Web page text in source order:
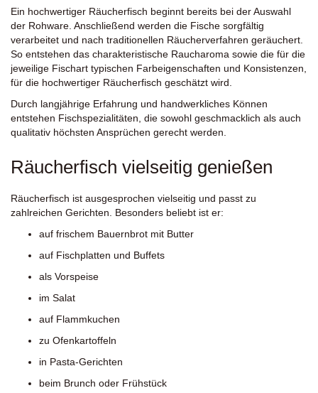
Ein hochwertiger Räucherfisch beginnt bereits bei der Auswahl
der Rohware. Anschließend werden die Fische sorgfältig
verarbeitet und nach traditionellen Räucherverfahren geräuchert.
So entstehen das charakteristische Raucharoma sowie die für die
jeweilige Fischart typischen Farbeigenschaften und Konsistenzen,
für die hochwertiger Räucherfisch geschätzt wird.
Durch langjährige Erfahrung und handwerkliches Können
entstehen Fischspezialitäten, die sowohl geschmacklich als auch
qualitativ höchsten Ansprüchen gerecht werden.
Räucherfisch vielseitig genießen
Räucherfisch ist ausgesprochen vielseitig und passt zu
zahlreichen Gerichten. Besonders beliebt ist er:
auf frischem Bauernbrot mit Butter
auf Fischplatten und Buffets
als Vorspeise
im Salat
auf Flammkuchen
zu Ofenkartoffeln
in Pasta-Gerichten
beim Brunch oder Frühstück